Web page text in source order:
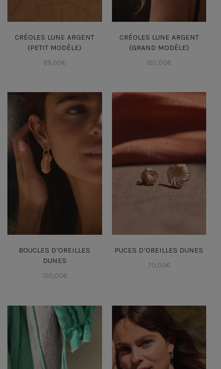
CRÉOLES LUNE ARGENT
(PETIT MODÈLE)
99,00€
CRÉOLES LUNE ARGENT
(GRAND MODÈLE)
120,00€
BOUCLES D’OREILLES
DUNES
150,00€
PUCES D’OREILLES DUNES
70,00€